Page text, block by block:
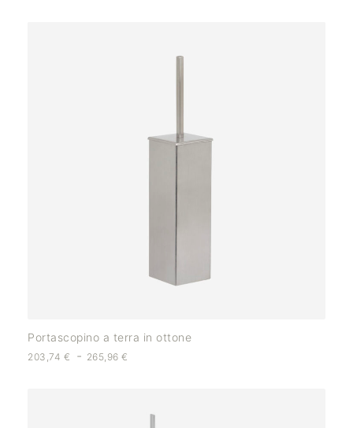
Portascopino a terra in ottone
203,74 € - 265,96€